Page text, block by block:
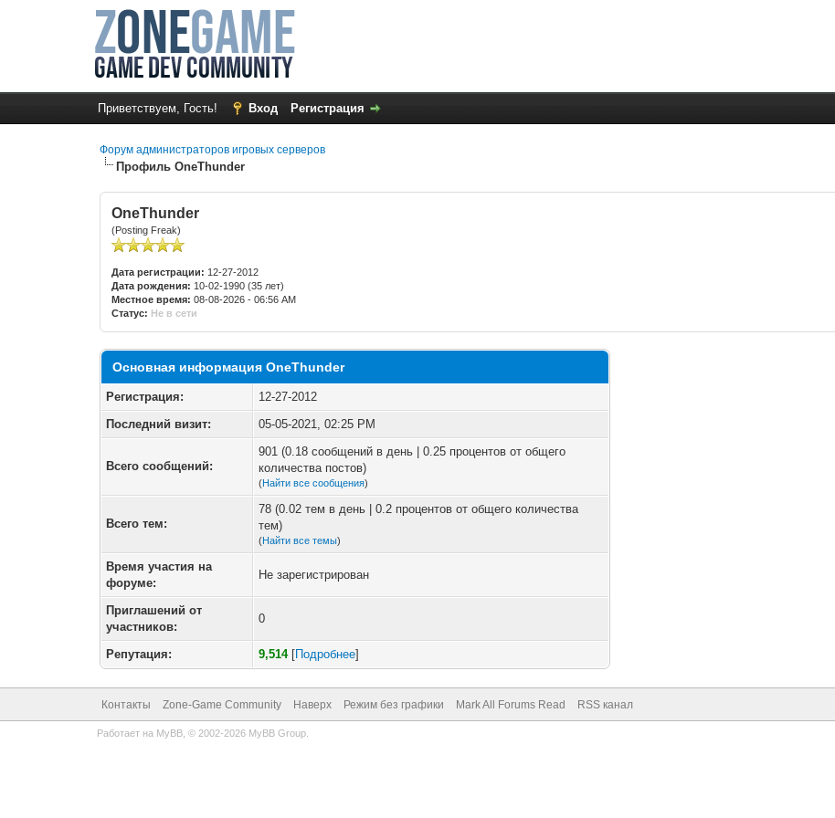
Приветствуем, Гость! Вход Регистрация
Форум администраторов игровых серверов
Профиль OneThunder
OneThunder
(Posting Freak)
Дата регистрации: 12-27-2012
Дата рождения: 10-02-1990 (35 лет)
Местное время: 08-08-2026 - 06:56 AM
Статус: Не в сети
Основная информация OneThunder
Регистрация:
12-27-2012
Последний визит:
05-05-2021, 02:25 PM
Всего сообщений:
901 (0.18 сообщений в день | 0.25 процентов от общего
количества постов)
(Найти все сообщения)
Всего тем:
78 (0.02 тем в день | 0.2 процентов от общего количества
тем)
(Найти все темы)
Время участия на
форуме:
Не зарегистрирован
Приглашений от
участников:
0
Репутация: 9,514[Подробнее]
Контакты Zone-Game Community Наверх Режим без графики Mark All Forums Read RSS канал
Работает на MyBB, © 2002-2026 MyBB Group.